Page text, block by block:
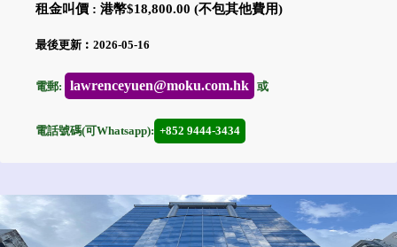
租金叫價 : 港幣$18,800.00 (不包其他費用)
最後更新︰2026-05-16
電郵: lawrenceyuen@moku.com.hk 或
電話號碼(可Whatsapp): +852 9444-3434